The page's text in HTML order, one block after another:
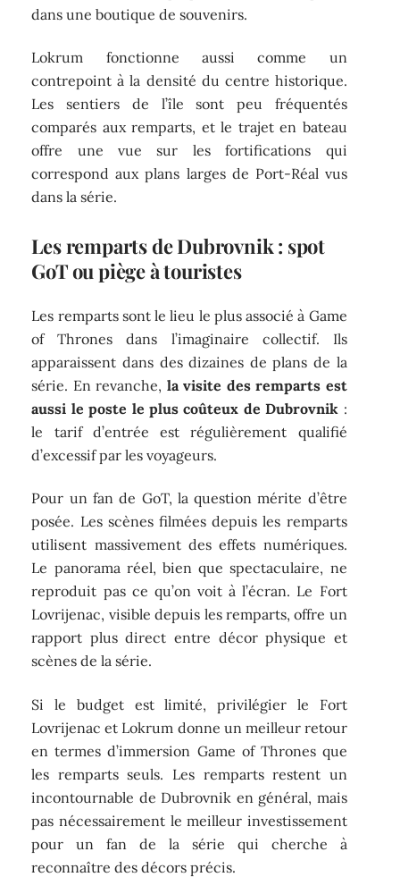
dans une boutique de souvenirs.
Lokrum fonctionne aussi comme un
contrepoint à la densité du centre historique.
Les sentiers de l’île sont peu fréquentés
comparés aux remparts, et le trajet en bateau
offre une vue sur les fortifications qui
correspond aux plans larges de Port-Réal vus
dans la série.
Les remparts de Dubrovnik : spot
GoT ou piège à touristes
Les remparts sont le lieu le plus associé à Game
of Thrones dans l’imaginaire collectif. Ils
apparaissent dans des dizaines de plans de la
série. En revanche, la visite des remparts est
aussi le poste le plus coûteux de Dubrovnik :
le tarif d’entrée est régulièrement qualifié
d’excessif par les voyageurs.
Pour un fan de GoT, la question mérite d’être
posée. Les scènes filmées depuis les remparts
utilisent massivement des effets numériques.
Le panorama réel, bien que spectaculaire, ne
reproduit pas ce qu’on voit à l’écran. Le Fort
Lovrijenac, visible depuis les remparts, offre un
rapport plus direct entre décor physique et
scènes de la série.
Si le budget est limité, privilégier le Fort
Lovrijenac et Lokrum donne un meilleur retour
en termes d’immersion Game of Thrones que
les remparts seuls. Les remparts restent un
incontournable de Dubrovnik en général, mais
pas nécessairement le meilleur investissement
pour un fan de la série qui cherche à
reconnaître des décors précis.